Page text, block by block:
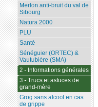
Merlon anti-bruit du val de
Sibourg
Natura 2000
PLU
Santé
Sénéguier (ORTEC) &
Vautubière (SMA)
2 - Informations générales
3 - Trucs et astuces de
grand-mère
Grog sans alcool en cas
de grippe